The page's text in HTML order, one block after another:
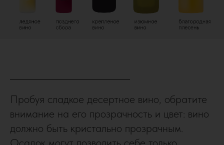
Пробуя сладкое десертное вино, обратите
внимание на его прозрачность и цвет: вино
должно быть кристально прозрачным.